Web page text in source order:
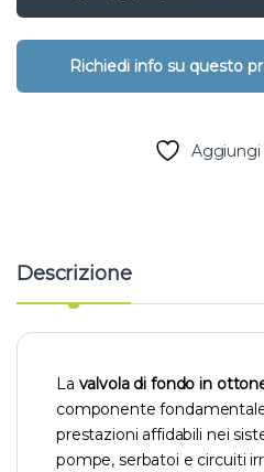
Aggiungi
Descrizione
La valvola di fondo in
componente
prestazioni affidabili nei
pompe, serbatoi e circuiti